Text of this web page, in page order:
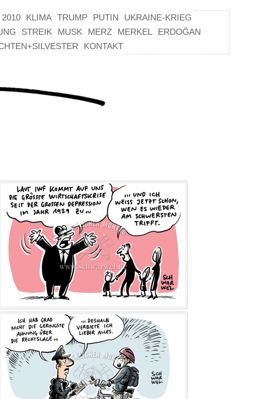
2010 KLIMA TRUMP PUTIN
UKRAINE-KRIEG
STREIK MUSK MERZ MERKEL
ERDOĞAN
KONTAKT